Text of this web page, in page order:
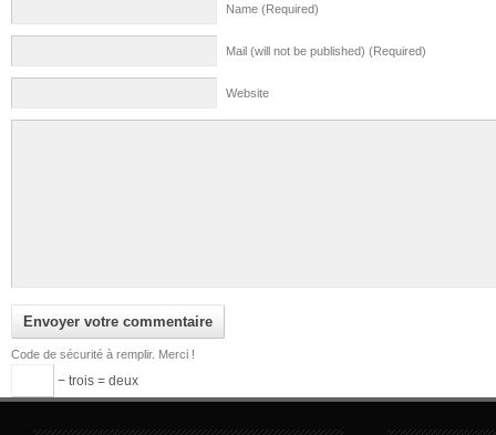
Name (Required)
Mail (will not be published) (Required)
Website
Code de sécurité à remplir. Merci !
− trois = deux